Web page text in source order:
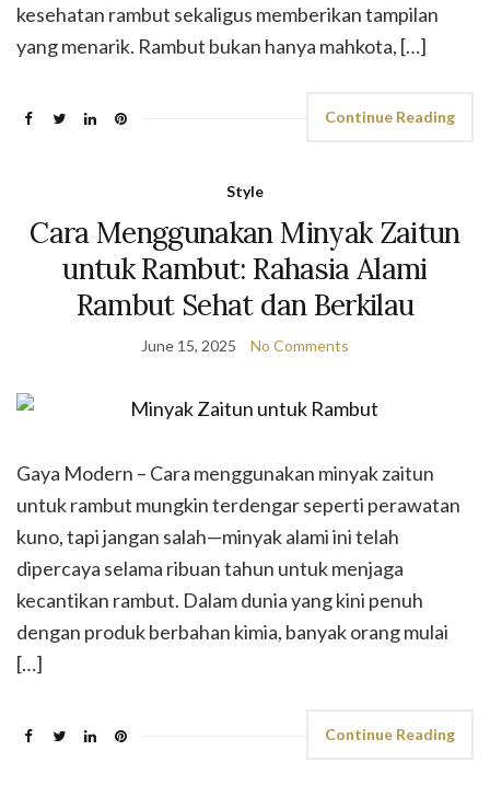
kesehatan rambut sekaligus memberikan tampilan
yang menarik. Rambut bukan hanya mahkota, […]
Continue Reading
Style
Cara Menggunakan Minyak Zaitun
untuk Rambut: Rahasia Alami
Rambut Sehat dan Berkilau
June 15, 2025 No Comments
Gaya Modern – Cara menggunakan minyak zaitun
untuk rambut mungkin terdengar seperti perawatan
kuno, tapi jangan salah—minyak alami ini telah
dipercaya selama ribuan tahun untuk menjaga
kecantikan rambut. Dalam dunia yang kini penuh
dengan produk berbahan kimia, banyak orang mulai
[…]
Continue Reading